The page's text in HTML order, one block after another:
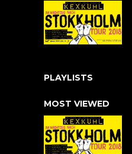
PLAYLISTS
MOST VIEWED